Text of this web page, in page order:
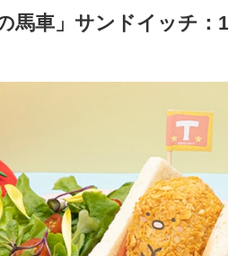
馬車」サンドイッチ：